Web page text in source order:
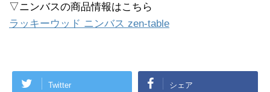
▽ニンバスの商品情報はこちら
ラッキーウッド ニンバス zen-table
Twitter シェア